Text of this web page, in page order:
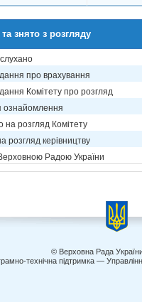
знято з розгляду
про врахування
Комітету про розгляд
ознайомлення
на розгляд Комітету
розгляд керівництву
Радою України
© Верховна Рада
технічна підтримка —